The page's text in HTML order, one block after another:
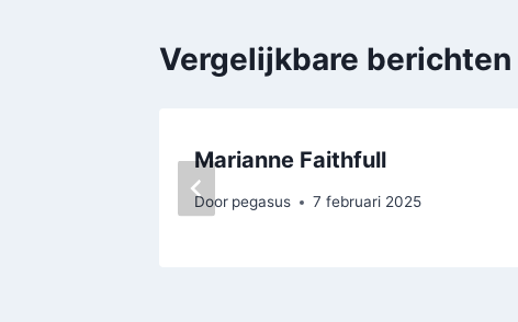
Vergelijkbare berichten
Marianne Faithfull
Door pegasus 7 februari 2025